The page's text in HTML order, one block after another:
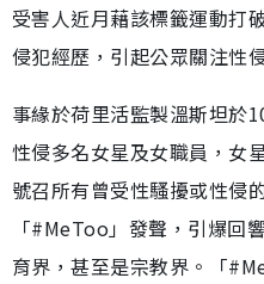
受害人近月藉該標籤運動打
侵犯經歷，引起公眾關注性
事緣於荷里活監製溫斯坦於
性侵多名女星及女職員，女
號召所有曾受性騷擾或性侵
「#MeToo」發聲，引爆回
育界，甚至是宗教界。「